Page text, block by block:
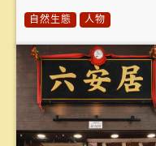
自然生態 人物